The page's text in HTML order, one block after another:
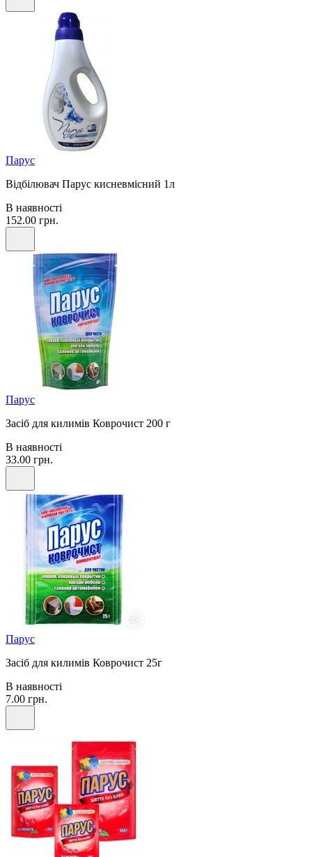
Парус
Відбілювач Парус кисневмісний 1л
В наявності
152.00 грн.
Парус
Засіб для килимів Коврочист 200 г
В наявності
33.00 грн.
Парус
Засіб для килимів Коврочист 25г
В наявності
7.00 грн.